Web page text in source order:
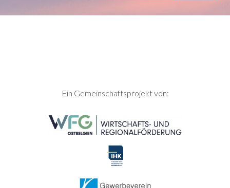
SEITENFUSSEin Gemeinschaftsprojekt von: